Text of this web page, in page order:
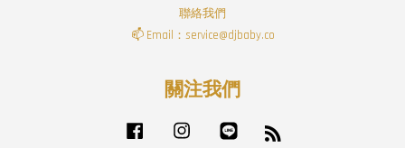
聯絡我們
📫 Email：service@djbaby.co
關注我們
Facebook Instagram